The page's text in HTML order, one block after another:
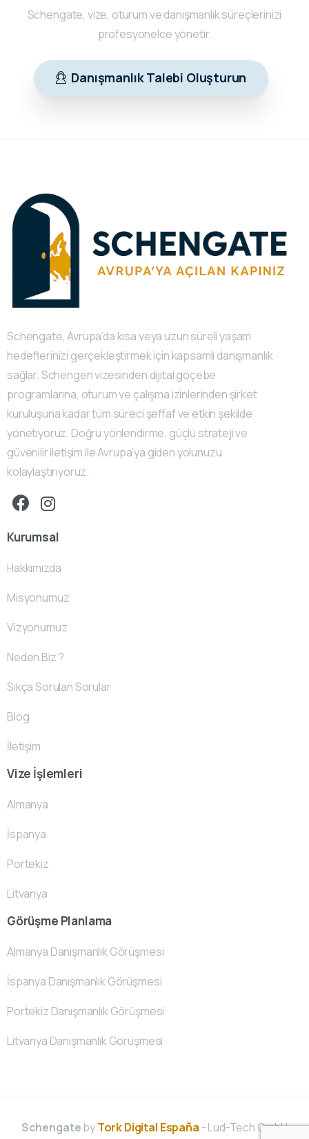
Schengate, vize, oturum ve danışmanlık süreçlerinizi
profesyonelce yönetir.
Danışmanlık Talebi Oluşturun
Schengate, Avrupa’da kısa veya uzun süreli yaşam
hedeflerinizi gerçekleştirmek için kapsamlı danışmanlık
sağlar. Schengen vizesinden dijital göçebe
programlarına, oturum ve çalışma izinlerinden şirket
kuruluşuna kadar tüm süreci şeffaf ve etkin şekilde
yönetiyoruz. Doğru yönlendirme, güçlü strateji ve
güvenilir iletişim ile Avrupa’ya giden yolunuzu
kolaylaştırıyoruz.
Kurumsal
Hakkımızda
Misyonumuz
Vizyonumuz
Neden Biz ?
Sıkça Sorulan Sorular
Blog
İletişim
Vize İşlemleri
Almanya
İspanya
Portekiz
Litvanya
Görüşme Planlama
Almanya Danışmanlık Görüşmesi
İspanya Danışmanlık Görüşmesi
Portekiz Danışmanlık Görüşmesi
Litvanya Danışmanlık Görüşmesi
SchengatebyTork Digital España - Lud-Tech GmbH